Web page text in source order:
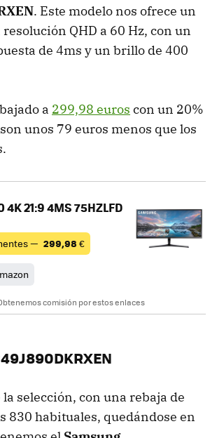
. Este modelo nos ofrece un
QHD a 60 Hz, con un
de 4ms y un brillo de 400
a 299,98 euros con un 20%
unos 79 euros menos que los
21:9 4MS 75HZLFD
— 299,98 €
comisión por estos enlaces
la selección, con una rebaja de
830 habituales, quedándose en